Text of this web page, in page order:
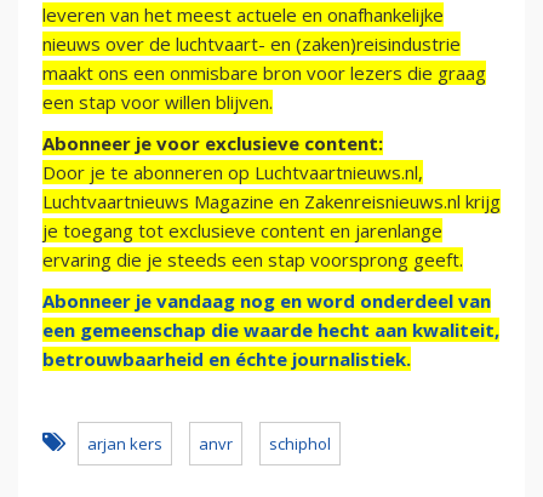
leveren van het meest actuele en onafhankelijke
nieuws over de luchtvaart- en (zaken)reisindustrie
maakt ons een onmisbare bron voor lezers die graag
een stap voor willen blijven.
Abonneer je voor exclusieve content:
Door je te abonneren op Luchtvaartnieuws.nl,
Luchtvaartnieuws Magazine en Zakenreisnieuws.nl krijg
je toegang tot exclusieve content en jarenlange
ervaring die je steeds een stap voorsprong geeft.
Abonneer je vandaag nog en word onderdeel van
een gemeenschap die waarde hecht aan kwaliteit,
betrouwbaarheid en échte journalistiek.
arjan kers anvr schiphol